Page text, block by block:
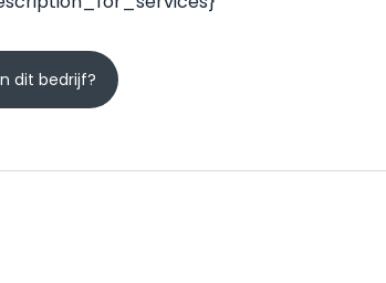
dit bedrijf?